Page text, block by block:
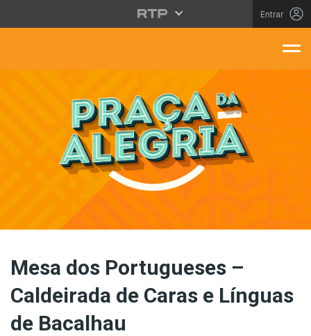
Saltar para o conteúdo principal
Entrar
Mesa dos Portugueses –
Caldeirada de Caras e Línguas
de Bacalhau